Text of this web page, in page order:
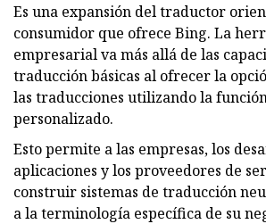
Es una expansión del traductor
consumidor que ofrece Bing. La
empresarial va más allá de las
traducción básicas al ofrecer la
las traducciones utilizando la
personalizado.
Esto permite a las empresas, los
aplicaciones y los proveedores de
construir sistemas de traducción
a la terminología específica de su